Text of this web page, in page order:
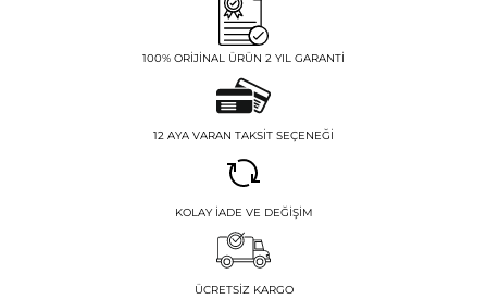
100% ORIJINAL ÜRÜN 2 YIL GARANTI
12 AYA VARAN TAKSIT SEÇENEĞI
KOLAY İADE VE DEĞIŞIM
ÜCRETSIZ KARGO